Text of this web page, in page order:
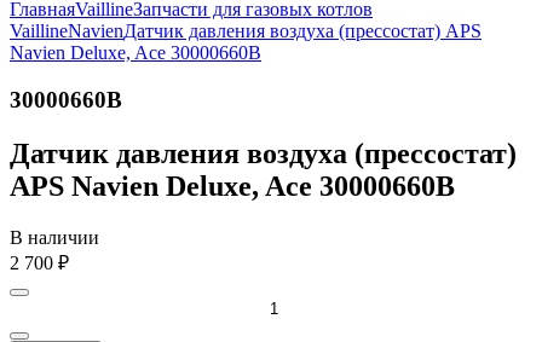
ГлавнаяVaillineЗапчасти для газовых котлов
VaillineNavienДатчик давления воздуха (прессостат) APS
Navien Deluxe, Ace 30000660B
30000660B
Датчик давления воздуха (прессостат)
APS Navien Deluxe, Ace 30000660B
В наличии
2 700 ₽